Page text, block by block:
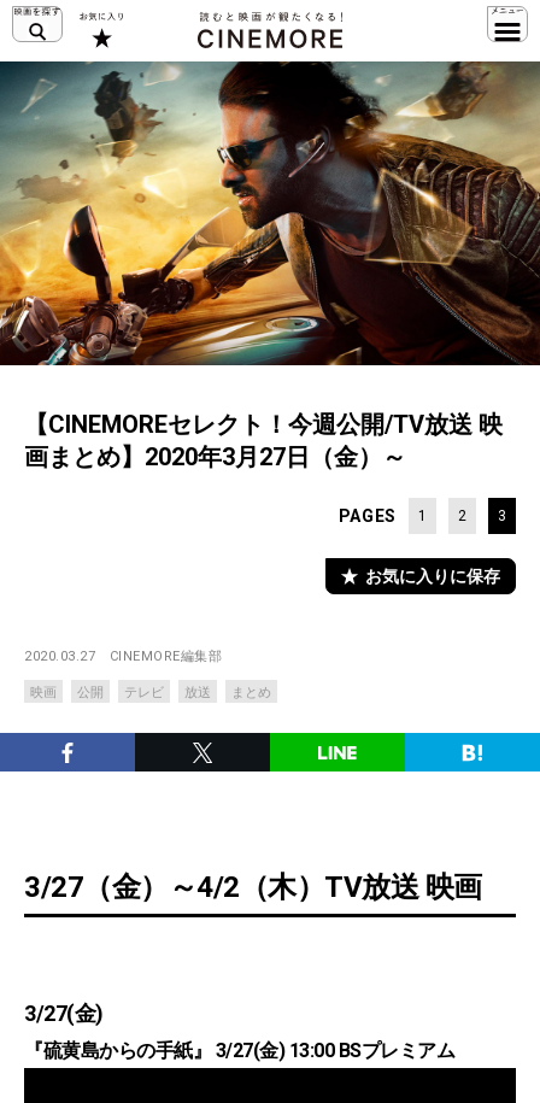
【CINEMOREセレクト！今週公開/TV放送 映
画まとめ】2020年3月27日（金）～
PAGES 1 2 3
お気に入りに保存
2020.03.27 CINEMORE編集部
映画 公開 テレビ 放送 まとめ
3/27（金）～4/2（木）TV放送 映画
3/27(金)
『硫黄島からの手紙』 3/27(金) 13:00 BSプレミアム